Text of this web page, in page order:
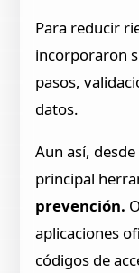
Para reducir
incorporaron
pasos,
datos.
Aun así,
principal
prevención.
aplicaciones
códigos de